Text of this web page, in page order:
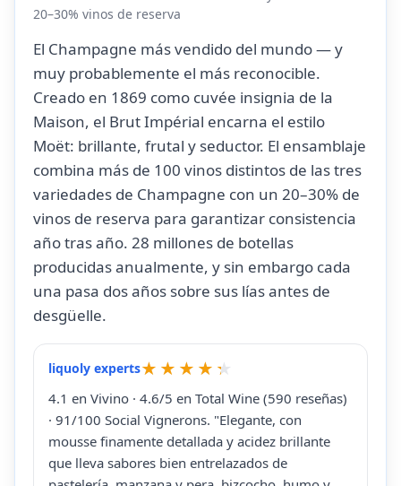
20–30% vinos de reserva
El Champagne más vendido del mundo — y
muy probablemente el más reconocible.
Creado en 1869 como cuvée insignia de la
Maison, el Brut Impérial encarna el estilo
Moët: brillante, frutal y seductor. El ensamblaje
combina más de 100 vinos distintos de las tres
variedades de Champagne con un 20–30% de
vinos de reserva para garantizar consistencia
año tras año. 28 millones de botellas
producidas anualmente, y sin embargo cada
una pasa dos años sobre sus lías antes de
desgüelle.
liquoly experts
4.1 en Vivino · 4.6/5 en Total Wine (590 reseñas)
· 91/100 Social Vignerons. "Elegante, con
mousse finamente detallada y acidez brillante
que lleva sabores bien entrelazados de